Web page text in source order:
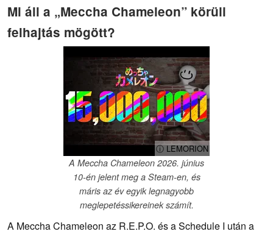
Mi áll a „Meccha Chameleon” körüli
felhajtás mögött?
ⓘ LEMORION
A Meccha Chameleon 2026. június
10-én jelent meg a Steam-en, és
máris az év egyik legnagyobb
meglepetéssikereinek számít.
A Meccha Chameleon az R.E.P.O. és a Schedule I után a